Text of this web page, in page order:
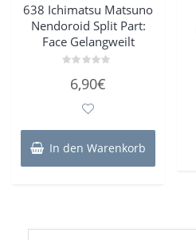
638 Ichimatsu Matsuno
Nendoroid Split Part:
Face Gelangweilt
mit6,90€
In den Warenkorb